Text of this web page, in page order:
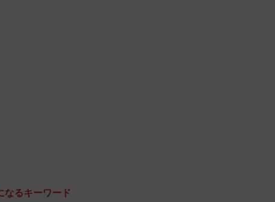
し、投稿への反響を見て意外に感じたことがあったといいます。
なるキーワード